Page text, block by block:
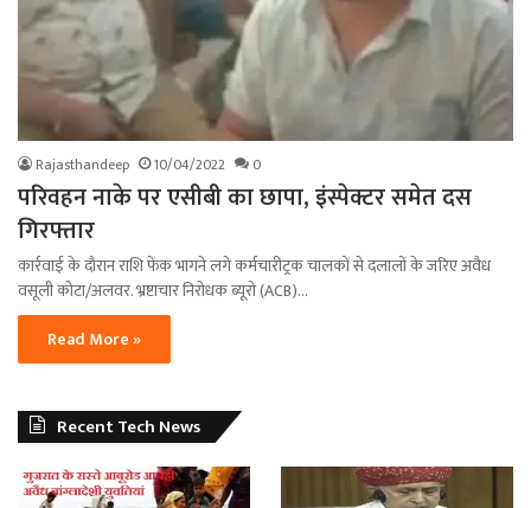
Rajasthandeep 10/04/2022 0
परिवहन नाके पर एसीबी का छापा, इंस्पेक्टर समेत दस
गिरफ्तार
कार्रवाई के दौरान राशि फेंक भागने लगे कर्मचारीट्रक चालकों से दलालों के जरिए अवैध
वसूली कोटा/अलवर. भ्रष्टाचार निरोधक ब्यूरो (ACB)…
Read More »
Recent Tech News